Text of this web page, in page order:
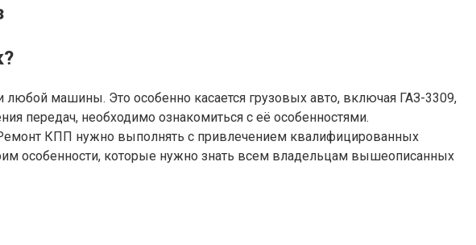
машины. Это особенно касается грузовых авто, включая ГАЗ-3309,
передач, необходимо ознакомиться с её особенностями.
КПП нужно выполнять с привлечением квалифицированных
особенности, которые нужно знать всем владельцам вышеописанных